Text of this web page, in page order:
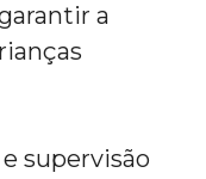
a
supervisão